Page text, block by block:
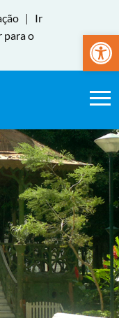
Abrir
|
Ir
para o